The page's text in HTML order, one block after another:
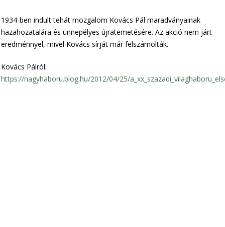
1934-ben indult tehát mozgalom Kovács Pál maradványainak
hazahozatalára és ünnepélyes újratemetésére. Az akció nem járt
eredménnyel, mivel Kovács sírját már felszámolták.
Kovács Pálról:
https://nagyhaboru.blog.hu/2012/04/25/